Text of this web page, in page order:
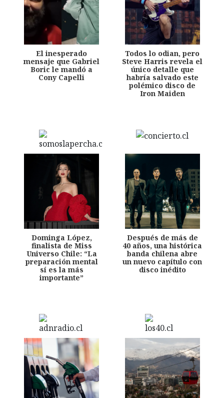
El inesperado
mensaje que Gabriel
Boric le mandó a
Cony Capelli
Todos lo odian, pero
Steve Harris revela el
único detalle que
habría salvado este
polémico disco de
Iron Maiden
Dominga López,
finalista de Miss
Universo Chile: “La
preparación mental
sí es la más
importante”
Después de más de
40 años, una histórica
banda chilena abre
un nuevo capítulo con
disco inédito